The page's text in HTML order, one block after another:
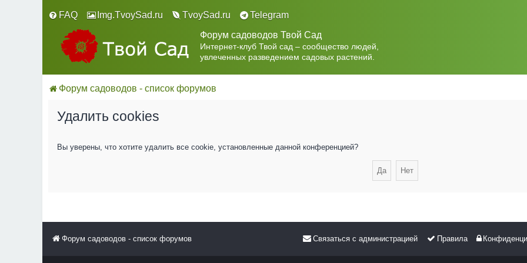
FAQ Img.TvoySad.ru TvoySad.ru
Telegram
Форум садоводов Твой Сад
Интернет-клуб Твой сад – сообщество людей,
увлеченных разведением садовых растений.
Форум садоводов - список форумов
Удалить cookies
Вы уверены, что хотите удалить все cookie, установленные данной конференцией?
Форум садоводов - список форумов Правила
Связаться с администрацией